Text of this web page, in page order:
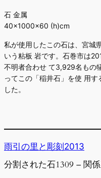
石 金属
40×1000×60 (h)cm
私が使用したこの石は、宮城
いう粘板 岩です。石巻市は
不明者合わせ て3,929名もの
ってこの「稲井石」を使 用
した。
雨引の里と彫刻2013
分割された石1309 – 関